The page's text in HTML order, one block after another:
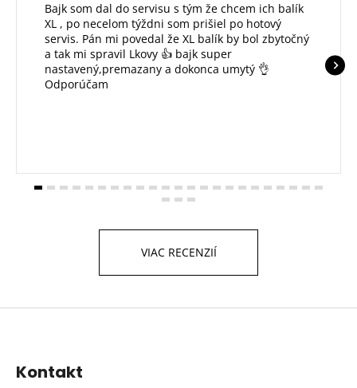
Bajk som dal do servisu s tým že chcem ich balík
XL , po necelom týždni som prišiel po hotový
servis. Pán mi povedal že XL balík by bol zbytočný
a tak mi spravil Lkovy 👍 bajk super
nastavený,premazany a dokonca umytý 👌
Odporúčam
VIAC RECENZIÍ
Kontakt